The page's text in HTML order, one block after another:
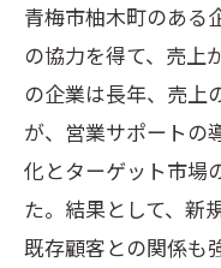
青梅市柚木町のある
の協力を得て、売上
の企業は長年、売上
が、営業サポートの
化とターゲット市場
た。結果として、新
既存顧客との関係も